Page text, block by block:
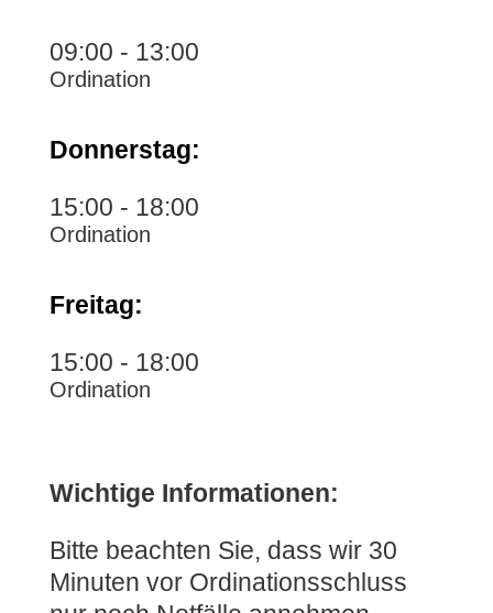
09:00 - 13:00
Ordination
Donnerstag:
15:00 - 18:00
Ordination
Freitag:
15:00 - 18:00
Ordination
Wichtige Informationen:
Bitte beachten Sie, dass wir 30
Minuten vor Ordinationsschluss